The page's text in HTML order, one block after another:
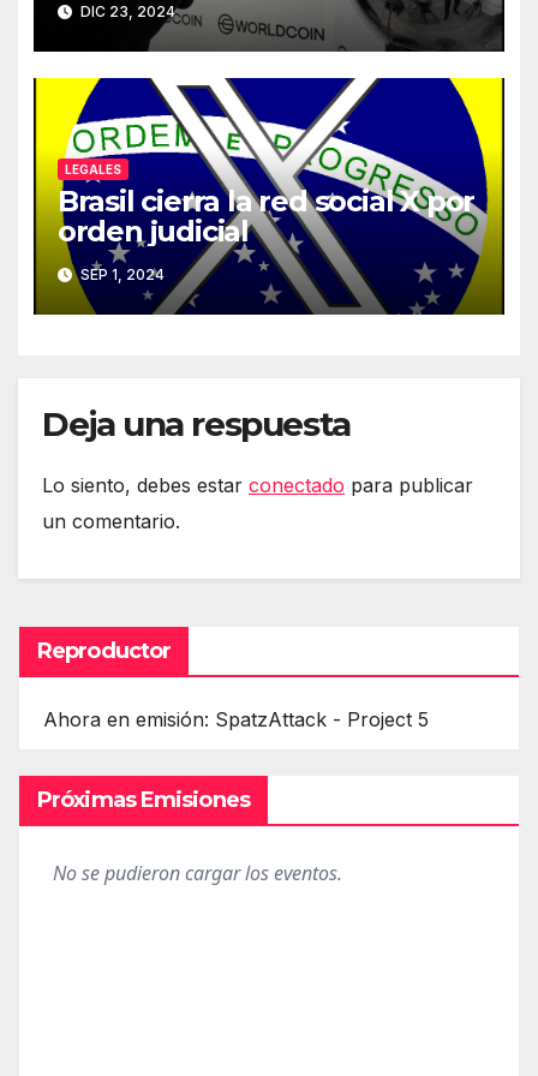
DIC 23, 2024
LEGALES
Brasil cierra la red social X por
orden judicial
SEP 1, 2024
Deja una respuesta
Lo siento, debes estar conectado para publicar
un comentario.
Reproductor
Ahora en emisión: SpatzAttack - Project 5
Próximas Emisiones